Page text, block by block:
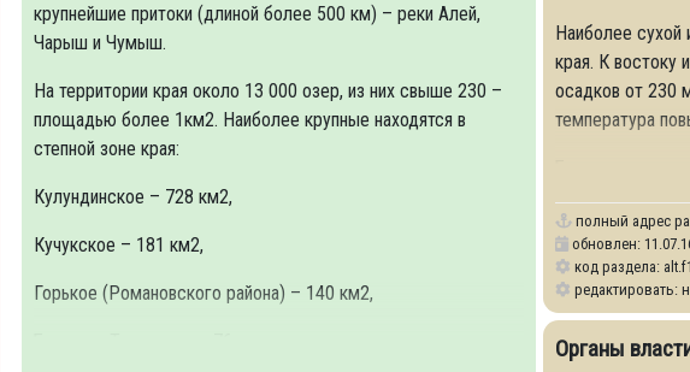
Наиболее сухой
края. К востоку
осадков от 230
температура
полный адрес
обновлен:
код раздела:
редактировать:
крупнейшие притоки (длиной более 500 км) – реки Алей,
Чарыш и Чумыш.
На территории края около 13 000 озер, из них свыше 230 –
площадью более 1км2. Наиболее крупные находятся в
степной зоне края:
Кулундинское – 728 км2,
Кучукское – 181 км2,
Горькое (Романовского района) – 140 км2,
Органы